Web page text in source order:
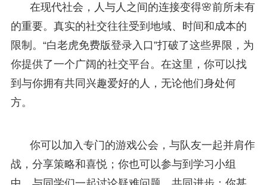
在现代社会，人与人之间的连接变得🌸前所未有
的重要。真实的社交往往受到地域、时间和成本的
限制。“白老虎免费版登录入口”打破了这些界限，为
你提供了一个广阔的社交平台。在这里，你可以找
到与你拥有共同兴趣爱好的人，无论他们身处何
方。
你可以加入专门的游戏公会，与队友一起并肩作
战，分享策略和喜悦；你也可以参与到学习小组